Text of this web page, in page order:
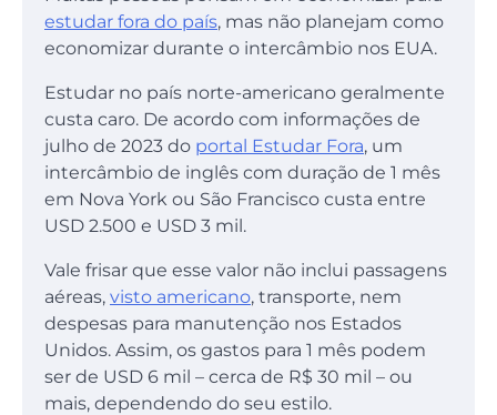
estudar fora do país, mas não planejam como
economizar durante o intercâmbio nos EUA.
Estudar no país norte-americano geralmente
custa caro. De acordo com informações de
julho de 2023 do portal Estudar Fora, um
intercâmbio de inglês com duração de 1 mês
em Nova York ou São Francisco custa entre
USD 2.500 e USD 3 mil.
Vale frisar que esse valor não inclui passagens
aéreas, visto americano, transporte, nem
despesas para manutenção nos Estados
Unidos. Assim, os gastos para 1 mês podem
ser de USD 6 mil – cerca de R$ 30 mil – ou
mais, dependendo do seu estilo.